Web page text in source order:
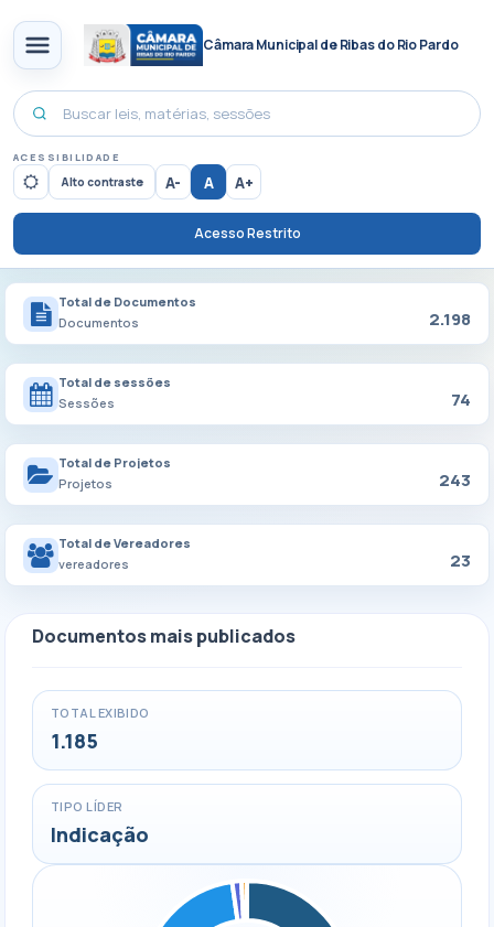
Câmara Municipal de Ribas do Rio Pardo
ACESSIBILIDADE
Alto contraste A- A A+
Acesso Restrito
Total de Documentos
Documentos
2.198
Total de sessões
Sessões
74
Total de Projetos
Projetos
243
Total de Vereadores
vereadores
23
Documentos mais publicados
TOTAL EXIBIDO
1.185
TIPO LÍDER
Indicação